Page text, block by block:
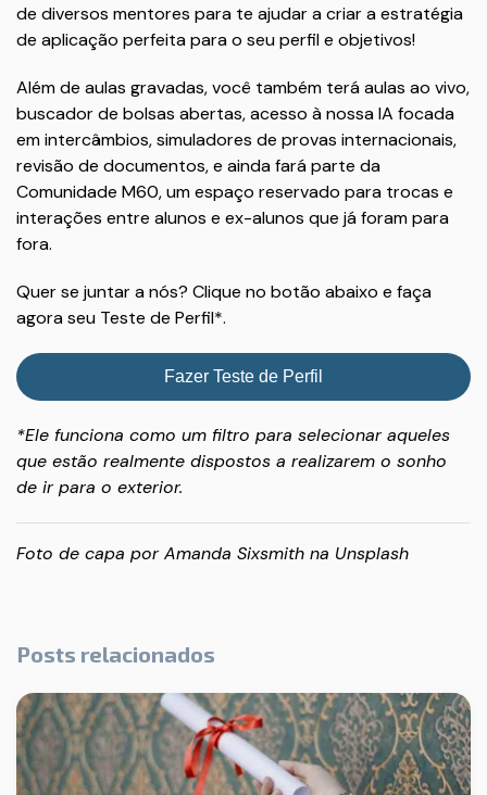
de diversos mentores para te ajudar a criar a estratégia
de aplicação perfeita para o seu perfil e objetivos!
Além de aulas gravadas, você também terá aulas ao vivo,
buscador de bolsas abertas, acesso à nossa IA focada
em intercâmbios, simuladores de provas internacionais,
revisão de documentos, e ainda fará parte da
Comunidade M60, um espaço reservado para trocas e
interações entre alunos e ex-alunos que já foram para
fora.
Quer se juntar a nós? Clique no botão abaixo e faça
agora seu Teste de Perfil*.
Fazer Teste de Perfil
*Ele funciona como um filtro para selecionar aqueles
que estão realmente dispostos a realizarem o sonho
de ir para o exterior.
Foto de capa porAmanda Sixsmith na Unsplash
Posts relacionados